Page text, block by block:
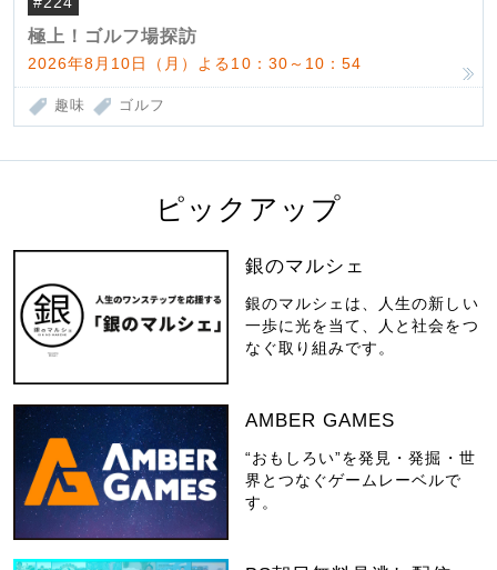
極上！ゴルフ場探訪
2026年8月10日（月）よる10：30～10：54
趣味 ゴルフ
ピックアップ
銀のマルシェ
銀のマルシェは、人生の新しい
一歩に光を当て、人と社会をつ
なぐ取り組みです。
AMBER GAMES
“おもしろい”を発見・発掘・世
界とつなぐゲームレーベルで
す。